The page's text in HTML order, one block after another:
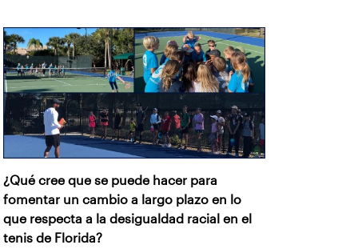
¿Qué cree que se puede hacer para
fomentar un cambio a largo plazo en lo
que respecta a la desigualdad racial en el
tenis de Florida?